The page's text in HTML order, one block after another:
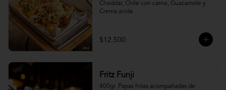
Cheddar, Chile con carne, Guacamole y
Crema acida
$12.500
Fritz Funji
400gr. Papas fritas acompañadas de